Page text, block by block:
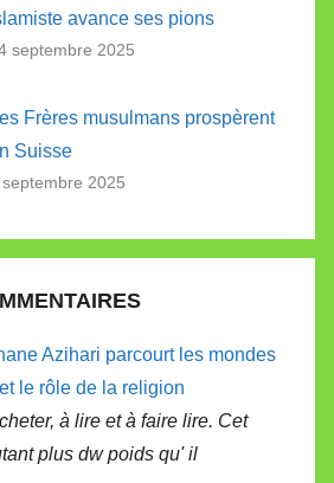
avance ses pions
septembre 2025
Frères musulmans prospèrent
Suisse
2025
Azihari parcourt les mondes
le rôle de la religion
à lire et à faire lire. Cet
plus dw poids qu' il